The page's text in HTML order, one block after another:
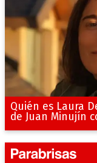
Quién es Laura
de Juan Minujín